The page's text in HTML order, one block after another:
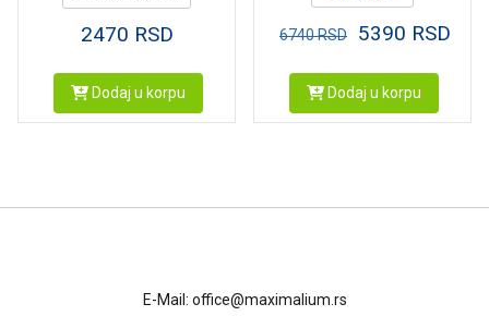
2470 RSD
Dodaj u korpu
6740RSD 5390 RSD
Dodaj u korpu
E-Mail: office@maximalium.rs